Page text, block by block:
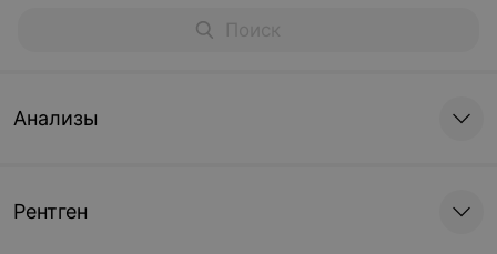
Анализы
Рентген